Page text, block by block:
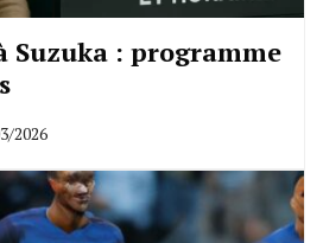
Suzuka : programme
2026